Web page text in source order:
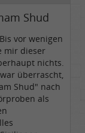
Shud
vor wenigen
mir dieser
nichts.
überrascht,
Shud" nach
als